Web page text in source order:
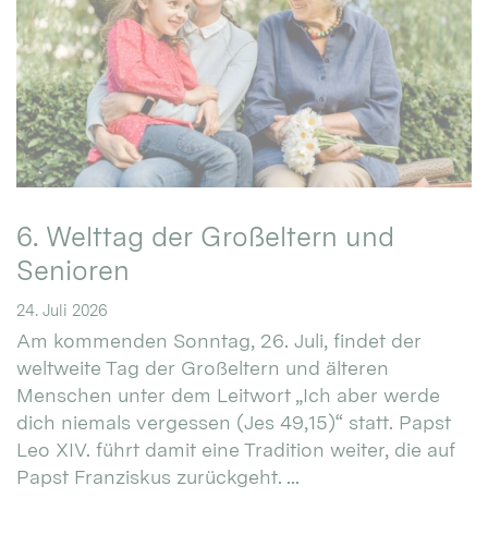
6. Welttag der Großeltern und
Senioren
24. Juli 2026
Am kommenden Sonntag, 26. Juli, findet der
weltweite Tag der Großeltern und älteren
Menschen unter dem Leitwort „Ich aber werde
dich niemals vergessen (Jes 49,15)“ statt. Papst
Leo XIV. führt damit eine Tradition weiter, die auf
Papst Franziskus zurückgeht. ...